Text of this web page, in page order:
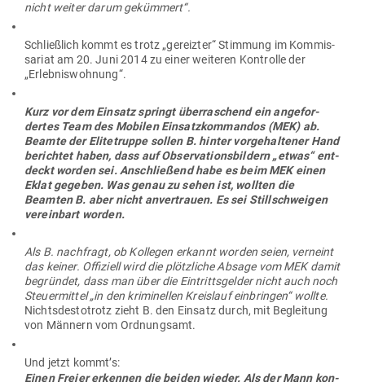
nicht weiter darum gekümmert“.
Schließlich kommt es trotz „gereizter“ Stimmung im Kom­mis­
sariat am 20. Juni 2014 zu einer wei­teren Kon­trolle der
„Erleb­nis­wohnung“.
Kurz vor dem Einsatz springt über­ra­schend ein ange­for­
dertes Team des Mobilen Ein­satz­kom­mandos (MEK) ab.
Beamte der Eli­te­truppe sollen B. hinter vor­ge­hal­tener Hand
berichtet haben, dass auf Obser­va­ti­ons­bildern „etwas“ ent­
deckt worden sei. Anschließend habe es beim MEK einen
Eklat gegeben. Was genau zu sehen ist, wollten die
Beamten B. aber nicht anver­trauen. Es sei Still­schweigen
ver­einbart worden.
Als B. nach­fragt, ob Kol­legen erkannt worden seien, ver­neint
das keiner. Offi­ziell wird die plötz­liche Absage vom MEK damit
begründet, dass man über die Ein­tritts­gelder nicht auch noch
Steu­er­mittel „in den kri­mi­nellen Kreislauf ein­bringen“ wollte.
Nichts­des­to­trotz zieht B. den Einsatz durch, mit Begleitung
von Männern vom Ordnungsamt.
Und jetzt kommt’s:
Einen Freier erkennen die beiden wieder. Als der Mann kon­